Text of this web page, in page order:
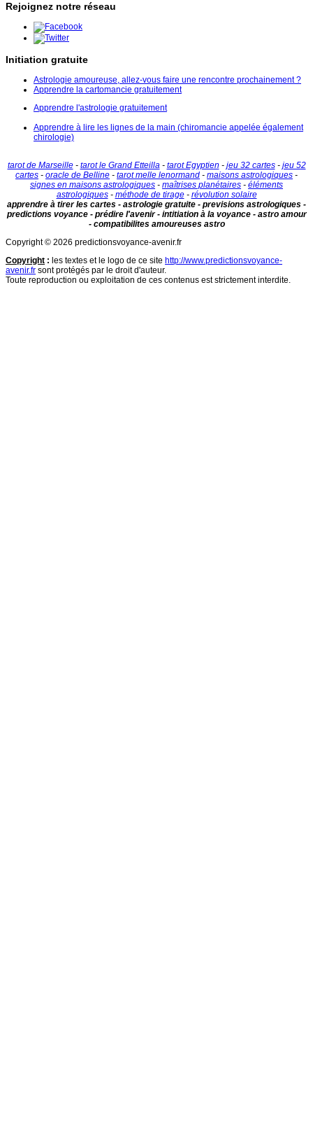
Rejoignez notre réseau
Initiation gratuite
Astrologie amoureuse, allez-vous faire une rencontre prochainement ?
Apprendre la cartomancie gratuitement
Apprendre l'astrologie gratuitement
Apprendre à lire les lignes de la main (chiromancie appelée également
chirologie)
tarot de Marseille- tarot le Grand Etteilla- tarot Egyptien - jeu 32 cartes- jeu 52
cartes - oracle de Belline - tarot melle lenormand - maisons astrologiques -
signes en maisons astrologiques - maîtrises planétaires - éléments
astrologiques- méthode de tirage- révolution solaire
apprendre à tirer les cartes - astrologie gratuite - previsions astrologiques -
predictions voyance - prédire l'avenir - intitiation à la voyance - astro amour
- compatibilites amoureuses astro
Copyright © 2026 predictionsvoyance-avenir.fr
Copyright : les textes et le logo de ce site http://www.predictionsvoyance-
avenir.fr sont protégés par le droit d'auteur.
Toute reproduction ou exploitation de ces contenus est strictement interdite.